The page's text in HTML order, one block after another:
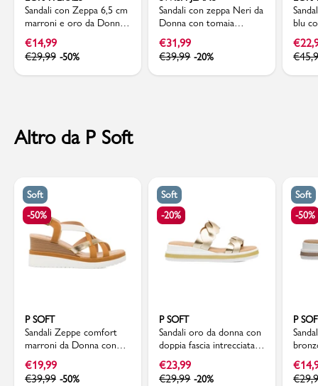
Sandali con Zeppa 6,5 cm
marroni e oro da Donna
con dettagli etnici Lora
Ferres
€14,99
€29,99 -50%
Sandali con zeppa Neri da
Donna con tomaia
incrociata e dettagli etnici
Swish Jeans
€31,99
€39,99 -20%
blu
rafia
Ferres
€
€
Altro da P Soft
Soft
-50%
P SOFT
Sandali Zeppe comfort
marroni da Donna con
motivo incrociato P Soft
€19,99
€39,99 -50%
Soft
-20%
P SOFT
Sandali oro da donna con
doppia fascia intrecciata e
zeppa comoda P Soft
€23,99
€29,99 -20%
Soft
-50%
P
€
€